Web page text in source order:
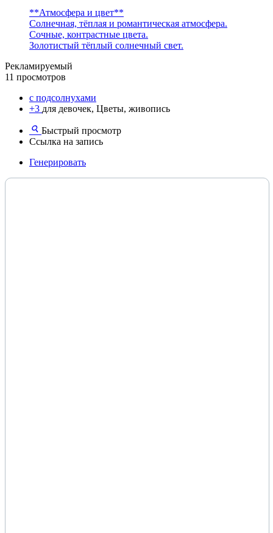
**Атмосфера и цвет**
Солнечная, тёплая и романтическая атмосфера.
Сочные, контрастные цвета.
Золотистый тёплый солнечный свет.
Рекламируемый
11 просмотров
с подсолнухами
+3 для девочек, Цветы, живопись
Быстрый просмотр
Ссылка на запись
Генерировать